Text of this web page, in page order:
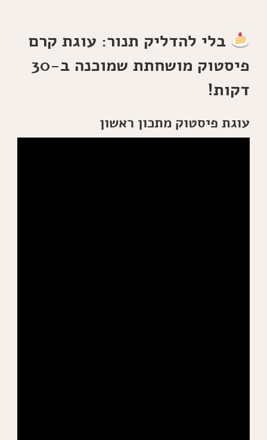
שמוכנה
דקות
בלי להדליק תנור: עוגת קרם
פיסטוק מושחתת שמוכנה ב-30
דקות!
עוגת פיסטוק מתכון ראשון